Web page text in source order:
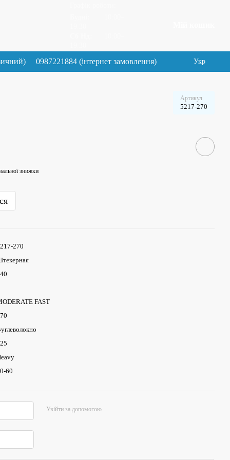
0987221884 (інтернет замовлення) Укр
Артикул
5217-270
знижки
270
FAST
60
Увійти за допомогою